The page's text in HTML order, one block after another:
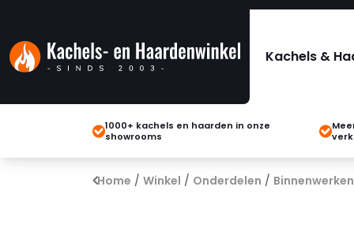
Kachels &
1000+ kachels en haarden in onze
showrooms
Home / Winkel / Onderdelen /